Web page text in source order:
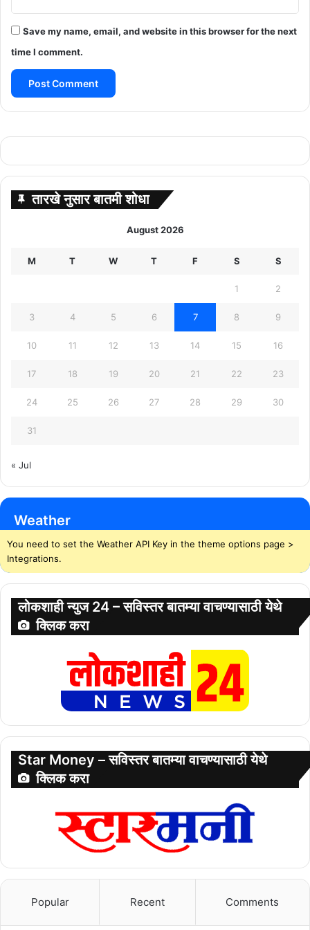
Save my name, email, and website in this browser for the next
time I comment.
तारखे नुसार बातमी शोधा
August 2026
M T W T F S S
1 2
3 4 5 6 7 8 9
10 11 12 13 14 15 16
17 18 19 20 21 22 23
24 25 26 27 28 29 30
31
« Jul
Weather
You need to set the Weather API Key in the theme options page >
Integrations.
लोकशाही न्युज 24 – सविस्तर बातम्या वाचण्यासाठी येथे
क्लिक करा
Star Money – सविस्तर बातम्या वाचण्यासाठी येथे
क्लिक करा
Popular Recent Comments